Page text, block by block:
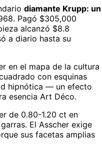
diamante Krupp: un
Pagó $305,000
alcanzó $8.8
a diario hasta su
en el mapa de la cultura
con esquinas
hipnótica — un efecto
esencia Art Déco.
de 0.80-1.20 ct en
El Asscher exige
sus facetas amplias